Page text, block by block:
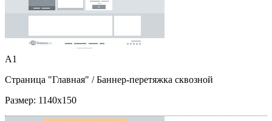
A1
Страница "Главная" / Баннер-перетяжка сквозной
Размер: 1140x150